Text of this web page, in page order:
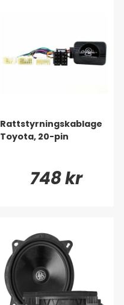
Rattstyrningskablage
Toyota, 20-pin
748 kr